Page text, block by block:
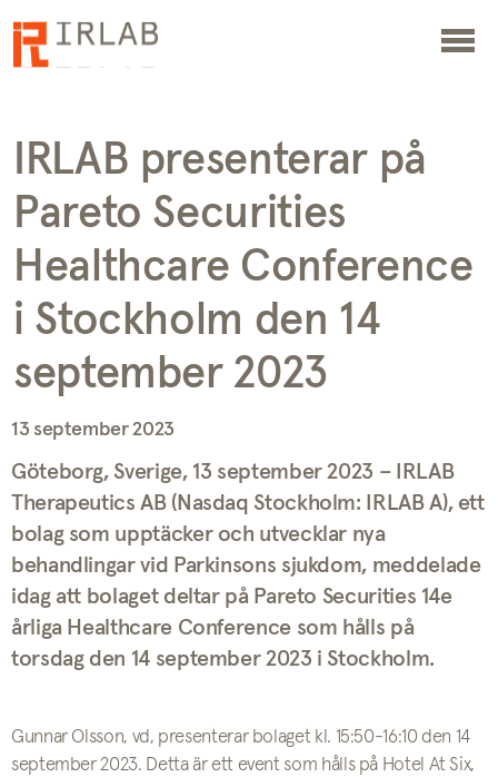
IRLAB presenterar på
Pareto Securities
Healthcare Conference
i Stockholm den 14
september 2023
13 september 2023
Göteborg, Sverige, 13 september 2023 – IRLAB
Therapeutics AB (Nasdaq Stockholm: IRLAB A), ett
bolag som upptäcker och utvecklar nya
behandlingar vid Parkinsons sjukdom, meddelade
idag att bolaget deltar på Pareto Securities 14e
årliga Healthcare Conference som hålls på
torsdag den 14 september 2023 i Stockholm.
Gunnar Olsson, vd, presenterar bolaget kl. 15:50-16:10 den 14
september 2023. Detta är ett event som hålls på Hotel At Six,